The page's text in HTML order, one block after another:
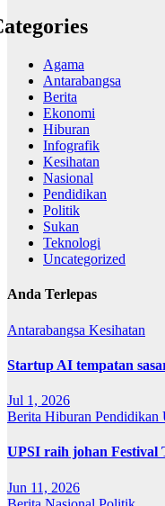
Agama
Antarabangsa
Berita
Ekonomi
Hiburan
Infografik
Kesihatan
Nasional
Pendidikan
Politik
Sukan
Teknologi
Uncategorized
Anda Terlepas
Antarabangsa Kesihatan
Startup AI tempatan
Jul 1, 2026
Berita Hiburan Pendidikan
UPSI raih johan Festival
Jun 11, 2026